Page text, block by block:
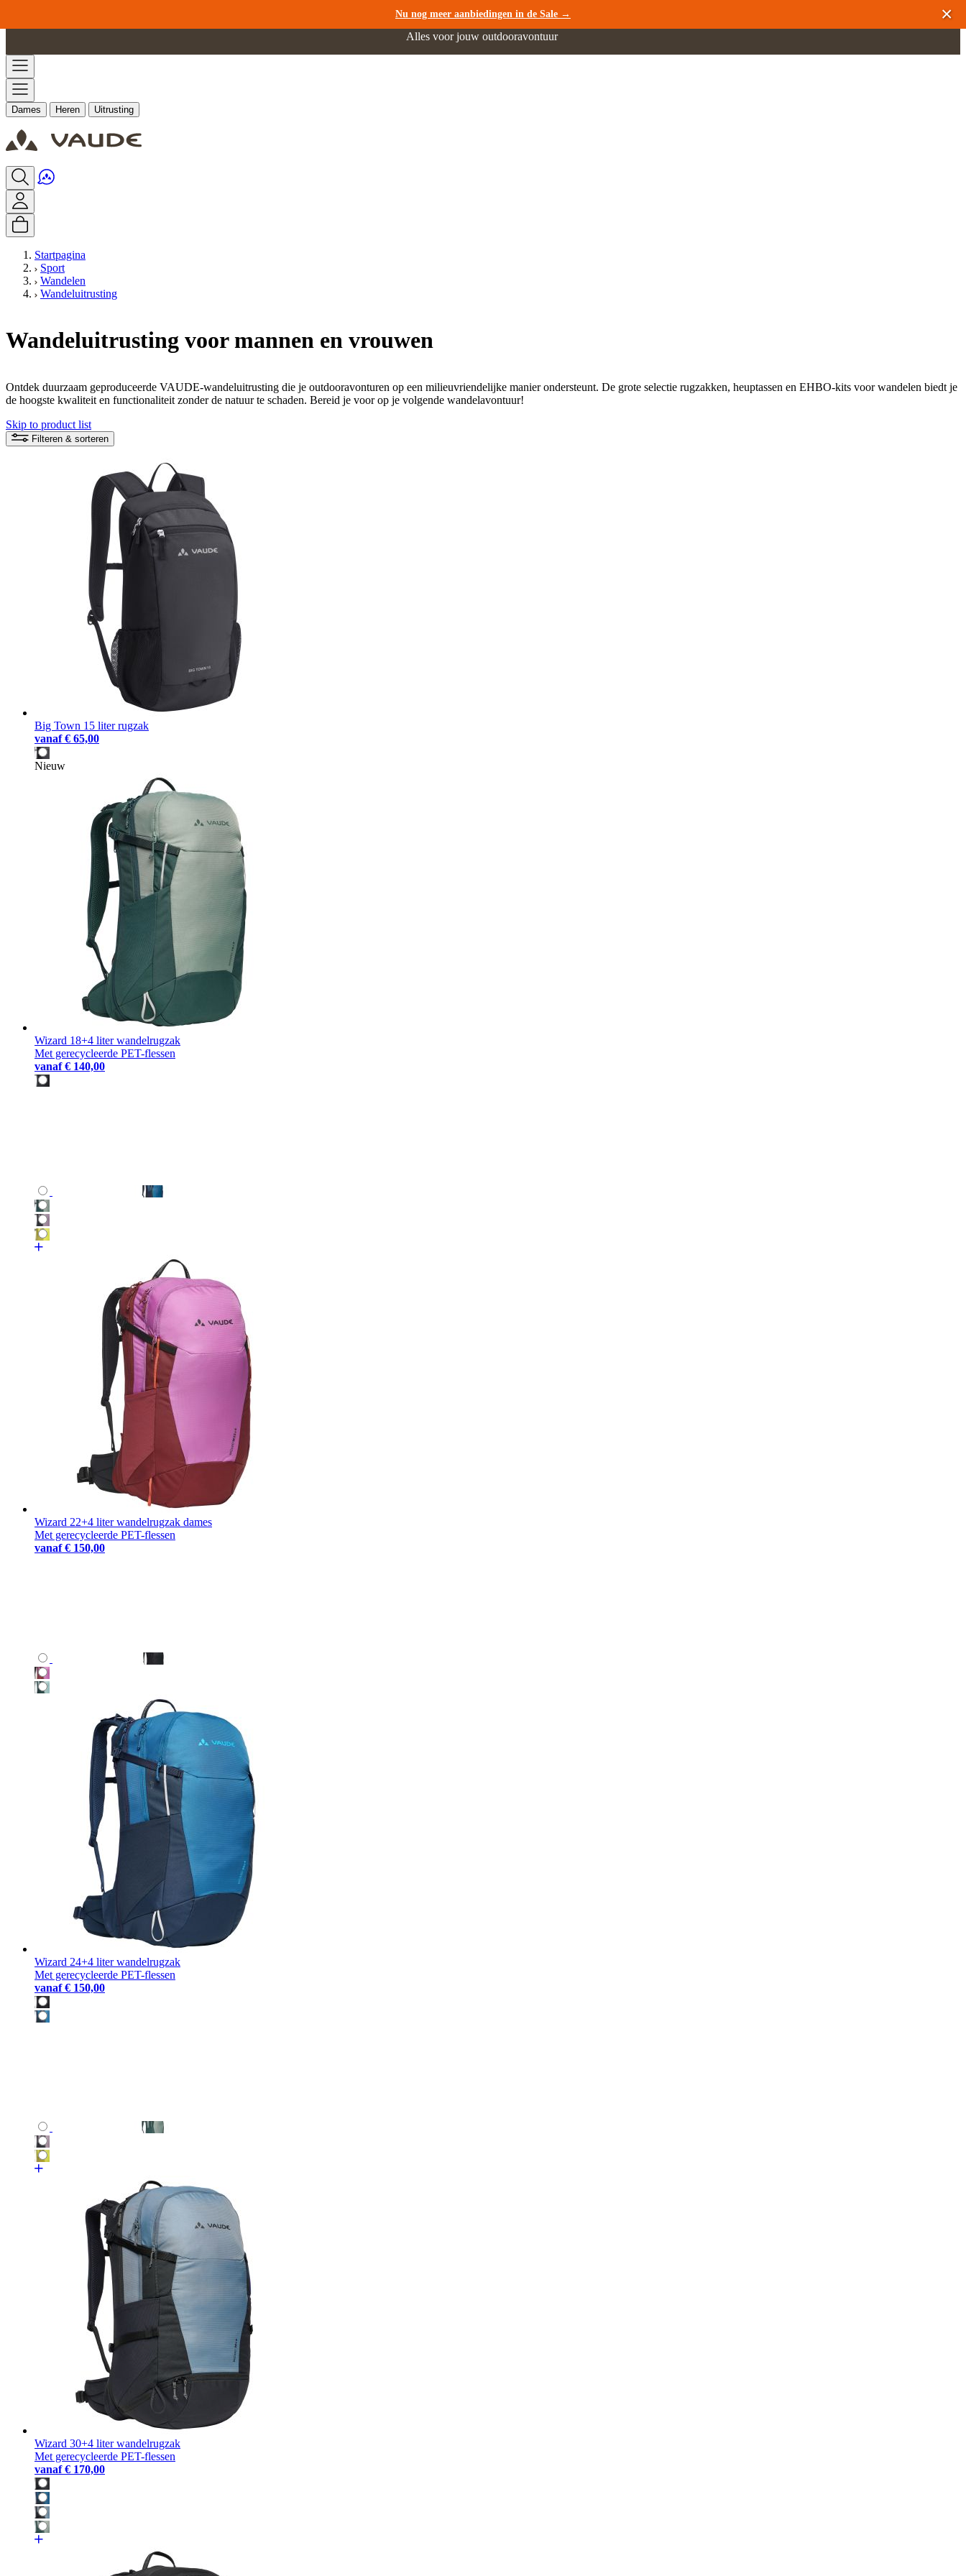
Nu nog meer aanbiedingen in de Sale →
Alles voor jouw outdooravontuur
Dames Heren Uitrusting
Startpagina
Sport
Wandelen
Wandeluitrusting
Wandeluitrusting voor mannen en vrouwen
Ontdek duurzaam geproduceerde VAUDE-wandeluitrusting die je outdooravonturen op een milieuvriendelijke manier ondersteunt. De grote selectie rugzakken, heuptassen en EHBO-kits voor wandelen biedt je
de hoogste kwaliteit en functionaliteit zonder de natuur te schaden. Bereid je voor op je volgende wandelavontuur!
Skip to product list
Filteren & sorteren
Big Town 15 liter rugzak
vanaf € 65,00
Nieuw
Wizard 18+4 liter wandelrugzak
Met gerecycleerde PET-flessen
vanaf € 140,00
Wizard 22+4 liter wandelrugzak dames
Met gerecycleerde PET-flessen
vanaf € 150,00
Wizard 24+4 liter wandelrugzak
Met gerecycleerde PET-flessen
vanaf € 150,00
Wizard 30+4 liter wandelrugzak
Met gerecycleerde PET-flessen
vanaf € 170,00